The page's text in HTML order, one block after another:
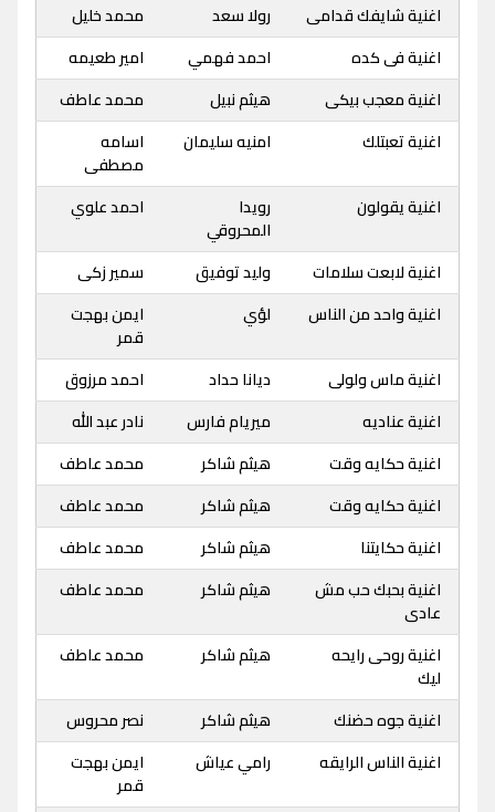
اغنية شايفك قدامى
رولا سعد
محمد خليل
اغنية فى كده
احمد فهمي
امير طعيمه
اغنية معجب بيكى
هيثم نبيل
محمد عاطف
اغنية تعبتلك
امنيه سليمان
اسامه
مصطفى
اغنية يقولون
رويدا
المحروقي
احمد علوي
اغنية لابعت سلامات وليد توفيق
سمير زكى
اغنية واحد من الناس
لؤي
ايمن بهجت
قمر
اغنية ماس ولولى
ديانا حداد
احمد مرزوق
اغنية عناديه
ميريام فارس
نادر عبد الله
اغنية حكايه وقت
هيثم شاكر
محمد عاطف
اغنية حكايه وقت
هيثم شاكر
محمد عاطف
اغنية حكايتنا
هيثم شاكر
محمد عاطف
اغنية بحبك حب مش
عادى
هيثم شاكر محمد عاطف
اغنية روحى رايحه
ليك
هيثم شاكر محمد عاطف
اغنية جوه حضنك هيثم شاكر
نصر محروس
اغنية الناس الرايقه
رامي عياش
ايمن بهجت
قمر